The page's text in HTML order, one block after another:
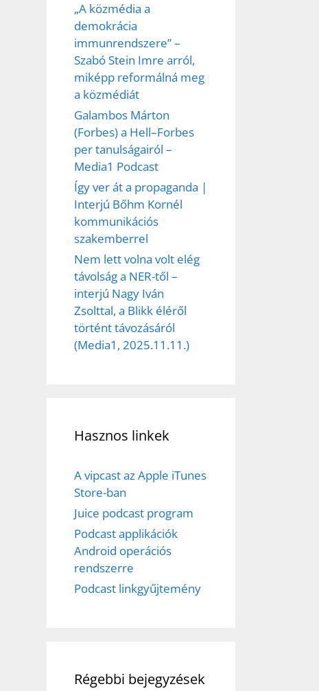
„A közmédia a
demokrácia
immunrendszere” –
Szabó Stein Imre arról,
miképp reformálná meg
a közmédiát
Galambos Márton
(Forbes) a Hell–Forbes
per tanulságairól –
Media1 Podcast
Így ver át a propaganda |
Interjú Bőhm Kornél
kommunikációs
szakemberrel
Nem lett volna volt elég
távolság a NER-től –
interjú Nagy Iván
Zsolttal, a Blikk éléről
történt távozásáról
(Media1, 2025.11.11.)
Hasznos linkek
A vipcast az Apple iTunes
Store-ban
Juice podcast program
Podcast applikációk
Android operációs
rendszerre
Podcast linkgyűjtemény
Régebbi bejegyzések